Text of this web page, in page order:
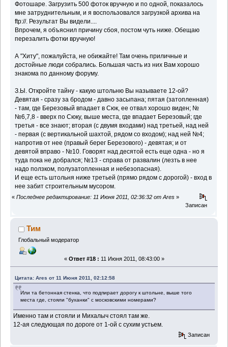
Фотошаре. Загрузить 500 фоток вручную и по одной, показалось
мне затруднительным, и я воспользовался загрузкой архива на
ftp://. Результат Вы видели....
Впрочем, я объяснил причину сбоя, постом чуть ниже. Обещаю
перезалить фотки вручную!
А "Хиту", пожалуйста, не обижайте! Там очень приличные и
достойные люди собрались. Большая часть из них Вам хорошо
знакома по данному форуму.
З.Ы. Откройте тайну - какую штольню Вы называете 12-ой?
Девятая - сразу за бродом - давно засыпана; пятая (затопленная)
- там, где Березовый впадает в Сюк, ее отвал хорошо виден; №
№6,7,8 - вверх по Сюку, выше места, где впадает Березовый; где
третья - все знают; вторая (с двумя входами) над третьей, над ней
- первая (с вертикальной шахтой, рядом со входом); над ней №4;
напротив от нее (правый берег Березового) - девятая; и от
девятой вправо - №10. Говорят над десятой есть еще одна - но я
туда пока не добрался; №13 - справа от развалин (лезть в нее
надо ползком, полузатопленная и небезопасная).
И еще есть штольня ниже третьей (прямо рядом с дорогой) - вход в
нее забит строительным мусором.
« Последнее редактирование: 11 Июня 2011, 02:36:32 от Ares »
Записан
Тим
Глобальный модератор
« Ответ #18 : 11 Июня 2011, 08:43:00 »
Цитата: Ares от 11 Июня 2011, 02:12:58
Или та бетонная стенка, что подпирает дорогу к штольне, выше того
места где, стояли "буханки" с московскими номерами?
Именно там и стояли и Михалыч стоял там же.
12-ая следующая по дороге от 1-ой с сухим устьем.
Записан